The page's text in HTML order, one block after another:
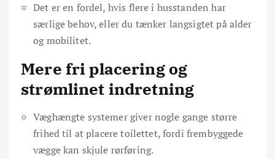
Det er en fordel, hvis flere i husstanden har
særlige behov, eller du tænker langsigtet på alder
og mobilitet.
Mere fri placering og
strømlinet indretning
Væghængte systemer giver nogle gange større
frihed til at placere toilettet, fordi frembyggede
vægge kan skjule rørføring.